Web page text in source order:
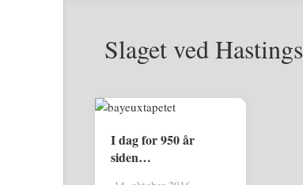
Slaget ved Hastings
I dag for 950 år
siden…